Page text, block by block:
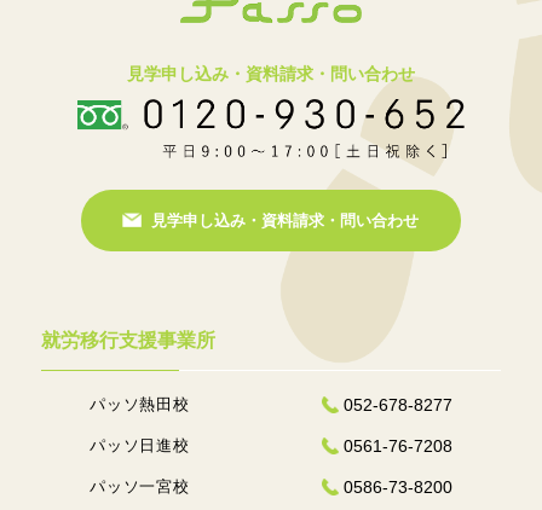
見学申し込み・資料請求・問い合わせ
見学申し込み・資料請求・問い合わせ
就労移行支援事業所
パッソ熱田校 052-678-8277
パッソ日進校 0561-76-7208
パッソ一宮校 0586-73-8200